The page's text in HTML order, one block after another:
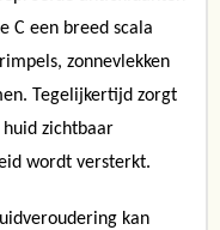
C een breed scala
zonnevlekken
Tegelijkertijd zorgt
zichtbaar
wordt versterkt.
kan